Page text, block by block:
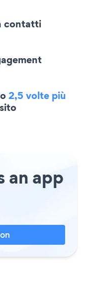
contatti
2,5 volte più
an app